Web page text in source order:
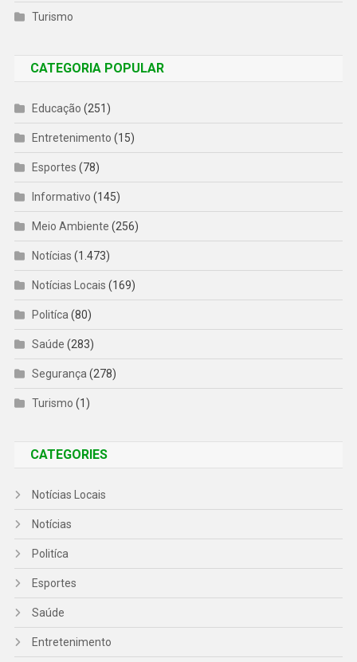
Turismo
CATEGORIA POPULAR
Educação (251)
Entretenimento (15)
Esportes (78)
Informativo (145)
Meio Ambiente (256)
Notícias (1.473)
Notícias Locais (169)
Politíca(80)
Saúde (283)
Segurança(278)
Turismo (1)
CATEGORIES
Notícias Locais
Notícias
Politíca
Esportes
Saúde
Entretenimento